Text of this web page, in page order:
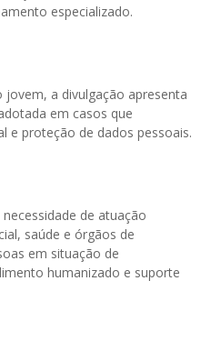
especializado.
jovem, a divulgação apresenta
em casos que
e proteção de dados pessoais.
de atuação
saúde e órgãos de
em situação de
humanizado e suporte